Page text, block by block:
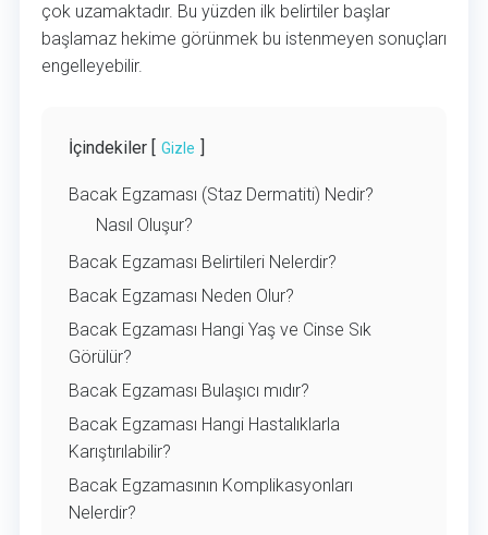
çok uzamaktadır. Bu yüzden ilk belirtiler başlar
başlamaz hekime görünmek bu istenmeyen sonuçları
engelleyebilir.
İçindekiler [ Gizle ]
Bacak Egzaması (Staz Dermatiti) Nedir?
Nasıl Oluşur?
Bacak Egzaması Belirtileri Nelerdir?
Bacak Egzaması Neden Olur?
Bacak Egzaması Hangi Yaş ve Cinse Sık
Görülür?
Bacak Egzaması Bulaşıcı mıdır?
Bacak Egzaması Hangi Hastalıklarla
Karıştırılabilir?
Bacak Egzamasının Komplikasyonları
Nelerdir?